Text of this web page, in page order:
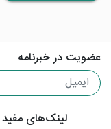
عضویت در خبرنامه
لینک‌های مفید